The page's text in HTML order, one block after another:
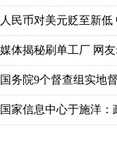
人民币对美元贬至新低
媒体揭秘刷单工厂 网
国务院9个督查组实地
国家信息中心于施洋：